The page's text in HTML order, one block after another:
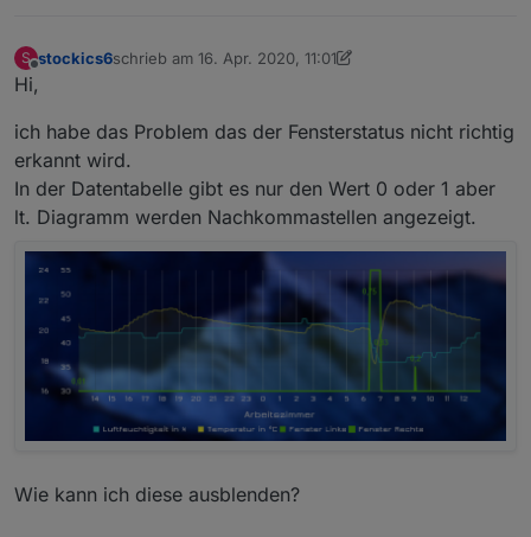
S stockics6schrieb am 16. Apr. 2020, 11:01
zuletzt editiert von stockics6
Hi,
ich habe das Problem das der Fensterstatus nicht richtig
erkannt wird.
In der Datentabelle gibt es nur den Wert 0 oder 1 aber
lt. Diagramm werden Nachkommastellen angezeigt.
Wie kann ich diese ausblenden?